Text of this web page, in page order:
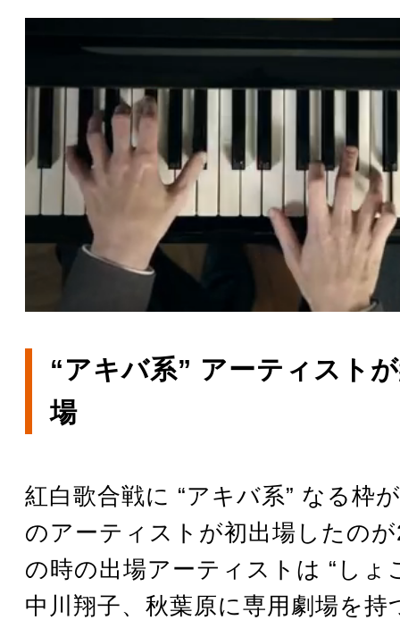
“アキバ系” アーティスト
場
紅白歌合戦に “アキバ系” なる枠
のアーティストが初出場したの
の時の出場アーティストは “しょ
中川翔子、秋葉原に専用劇場を持